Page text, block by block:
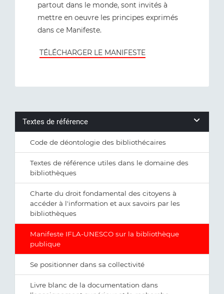
partout dans le monde, sont invités à
mettre en oeuvre les principes exprimés
dans ce Manifeste.
TÉLÉCHARGER LE MANIFESTE
Textes de référence
Code de déontologie des bibliothécaires
Textes de référence utiles dans le domaine des
bibliothèques
Charte du droit fondamental des citoyens à
accéder à l'information et aux savoirs par les
bibliothèques
Manifeste IFLA-UNESCO sur la bibliothèque
publique
Se positionner dans sa collectivité
Livre blanc de la documentation dans